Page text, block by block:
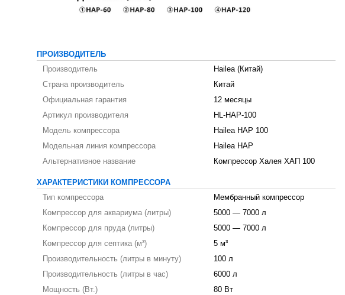
ПРОИЗВОДИТЕЛЬ
Производитель
Hailea (Китай)
Страна производитель
Китай
Официальная гарантия
12 месяцы
Артикул производителя
HL-HAP-100
Модель компрессора
Hailea HAP 100
Модельная линия компрессора
Hailea HAP
Альтернативное название
Компрессор Халея ХАП 100
ХАРАКТЕРИСТИКИ КОМПРЕССОРА
Тип компрессора
Мембранный компрессор
Компрессор для аквариума (литры)
5000 — 7000 л
Компрессор для пруда (литры)
5000 — 7000 л
Компрессор для септика (м³)
5 м³
Производительность (литры в минуту)
100 л
Производительность (литры в час)
6000 л
Мощность (Вт.)
80 Вт